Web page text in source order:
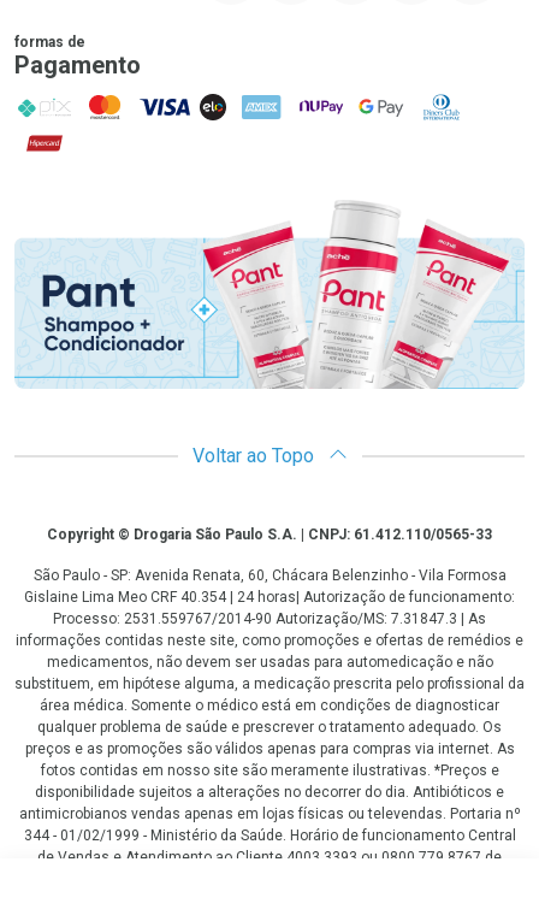
formas de
Pagamento
PIX MasterCard
VISA ELO AMEX NuPay Google PayDiners Club
Hipercard
Promoção em Destaque
Voltar ao Topo
CopyrightCopyright © Drogaria São Paulo S.A. | CNPJ: 61.412.110/0565-33
São Paulo - SP: Avenida Renata, 60, Chácara Belenzinho - Vila Formosa
Gislaine Lima Meo CRF 40.354 | 24 horas| Autorização de funcionamento:
Processo: 2531.559767/2014-90 Autorização/MS: 7.31847.3 | As
informações contidas neste site, como promoções e ofertas de remédios e
medicamentos, não devem ser usadas para automedicação e não
substituem, em hipótese alguma, a medicação prescrita pelo profissional da
área médica. Somente o médico está em condições de diagnosticar
qualquer problema de saúde e prescrever o tratamento adequado. Os
preços e as promoções são válidos apenas para compras via internet. As
fotos contidas em nosso site são meramente ilustrativas. *Preços e
disponibilidade sujeitos a alterações no decorrer do dia. Antibióticos e
antimicrobianos vendas apenas em lojas físicas ou televendas. Portaria nº
344 - 01/02/1999 - Ministério da Saúde. Horário de funcionamento Central
de Vendas e Atendimento ao Cliente 4003 3393 ou 0800 779 8767 de